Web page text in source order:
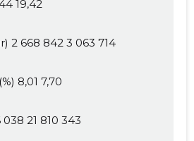
19,42
2 668 842 3 063 714
8,01 7,70
21 810 343